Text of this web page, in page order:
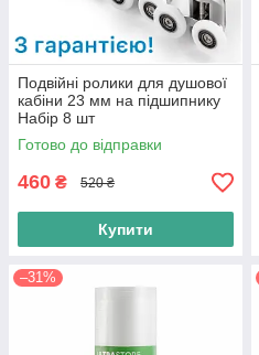
Подвійні ролики для душової
кабіни 23 мм на підшипнику
Набір 8 шт
Готово до відправки
460 ₴ 520 ₴
Купити
–31%